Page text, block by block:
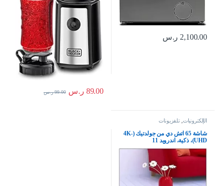
2,100.00 ر.س
89.00 ر.س 99.00 ر.س
الإلكترونيات ,تلفزيونات
شاشة 65 اتش دي من جولدتيك (4K-
UHD)، ذكية، اندرويد 11